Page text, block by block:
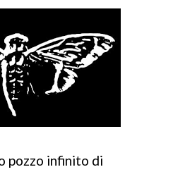
pozzo infinito di